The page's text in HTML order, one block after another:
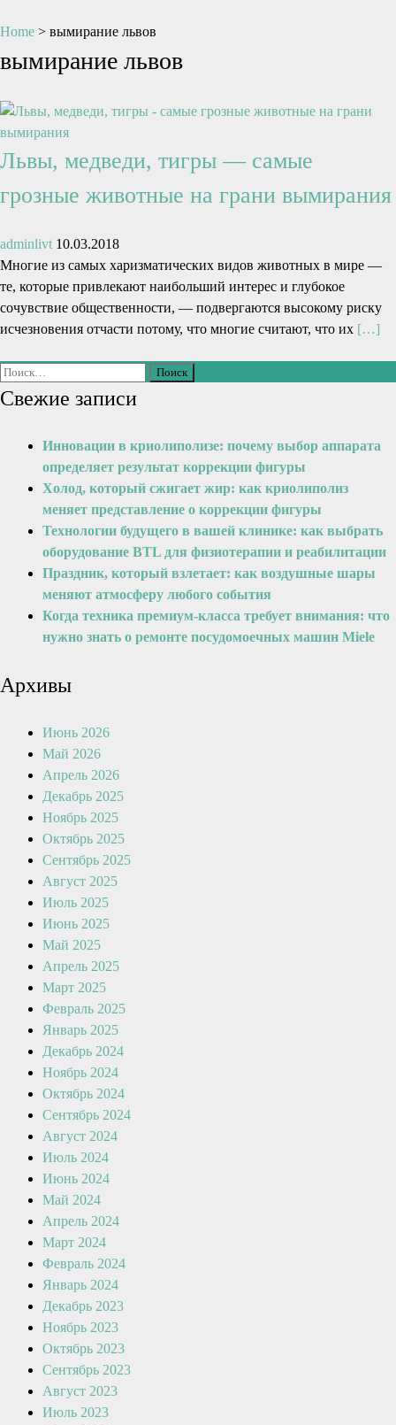
Home > вымирание львов
вымирание львов
Львы, медведи, тигры — самые
грозные животные на грани вымирания
adminlivt 10.03.2018
Многие из самых харизматических видов животных в мире —
те, которые привлекают наибольший интерес и глубокое
сочувствие общественности, — подвергаются высокому риску
исчезновения отчасти потому, что многие считают, что их […]
Свежие записи
Инновации в криолиполизе: почему выбор аппарата
определяет результат коррекции фигуры
Холод, который сжигает жир: как криолиполиз
меняет представление о коррекции фигуры
Технологии будущего в вашей клинике: как выбрать
оборудование BTL для физиотерапии и реабилитации
Праздник, который взлетает: как воздушные шары
меняют атмосферу любого события
Когда техника премиум-класса требует внимания: что
нужно знать о ремонте посудомоечных машин Miele
Архивы
Июнь 2026
Май 2026
Апрель 2026
Декабрь 2025
Ноябрь 2025
Октябрь 2025
Сентябрь 2025
Август 2025
Июль 2025
Июнь 2025
Май 2025
Апрель 2025
Март 2025
Февраль 2025
Январь 2025
Декабрь 2024
Ноябрь 2024
Октябрь 2024
Сентябрь 2024
Август 2024
Июль 2024
Июнь 2024
Май 2024
Апрель 2024
Март 2024
Февраль 2024
Январь 2024
Декабрь 2023
Ноябрь 2023
Октябрь 2023
Сентябрь 2023
Август 2023
Июль 2023